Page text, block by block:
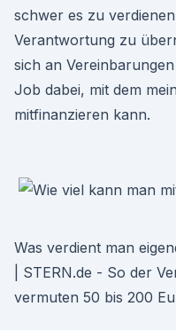
schwer es zu
Verantwortung zu
sich an
Job dabei, mit dem
mitfinanzieren kann.
Was verdient man
| STERN.de - So der
vermuten 50 bis 200